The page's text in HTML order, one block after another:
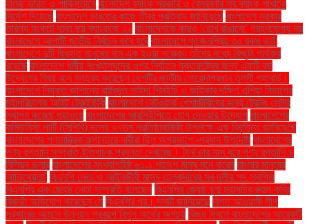
যাচ্ছে ভারত ও পাকিস্তানে বাংলাদেশ ব্যাংক সরকারি ও বেসরকারি সব ব্যাংক শাখাকে
নির্দেশ দিয়েছে বাংলাদেশ ভারতের কাছে তীব্র প্রতিবাদ জানিয়েছে বাংলাদেশ সরকার
তারল্য সংকটে থাকা ছয় ব্যাংককে ২২ বাংলাদেশকে কারও ‘চোখ রাঙানো’ গ্রহণযোগ্য নয়
বাংলাদেশে আগামী জাতীয় নির্বাচন কবে হবে বাংলাদেশে খুব জনপ্রিয় ৩০ রকম ভর্তা
বাংলাদেশে দুটি বিখ্যাত মানুষের নাম এক হওয়া সত্ত্বেও তাঁদের মধ্যে কিছুটা পার্থক্য
রয়েছে বাংলাদেশে ধর্মীয় সংখ্যালঘুদের ওপর নির্যাতন যুক্তরাষ্ট্রের জন্য একটি বড়
উদ্বেগের বিষয় বলে মন্তব্য করেছেন দেশটির জাতীয় গোয়েন্দাপ্রধান তুলসী গ্যাবার্ড।
বাংলাদেশে নিযুক্ত জাপানের রাষ্ট্রদূত সাইদা শিনইচি ও জাইকার দক্ষিণ এশিয়া বিভাগের
মহাপরিচালক আইট টেরুইউকি বাংলাদেশে নেটওয়ার্ক পেশাজীবীদের জন্য ট্রেনিং সেন্টার
স্থাপন করেছে হুয়াওয়ে বাংলাদেশের আরসিইপিতে যোগ দেওয়ার উদ্যোগ বাংলাদেশের
কমিউনিস্ট পার্টি (সিপিবি) দলের ৭৭তম প্রতিষ্ঠাবার্ষিকী উপলক্ষে এক বিবৃতিতে জানিয়েছে
বাংলাদেশের গণতান্ত্রিক রূপান্তরে নারীরা ছিল অগ্রভাগে -প্রধান উপদেষ্টা বাংলাদেশের
পণ্য রপ্তানি সম্প্রতি ইতিবাচক প্রবণতা দেখাচ্ছে। টানা চার মাস ধরে পণ্য রপ্তানি ৪
বিলিয়ন ডলার বাংলাদেশের সংখ্যাগরিষ্ঠ ৬১.১ শতাংশ মানুষ মনে করেন বাংলার মানুষের
আতিথেয়তা' বিএনপি নেতা ও আইনজীবী মাসুদ তালুকদারের সব দলীয় পদ স্থগিত
বিএনপির এক জ্যেষ্ঠ নেতা সম্প্রতি বলেছেন বিএনপির জ্যেষ্ঠ যুগ্ম মহাসচিব রুহুল কবির
রিজভী অভিযোগ করেছেন যে বিএনপির পর। দলটি জানিয়েছে বিগত আওয়ামী লীগ
সরকারের আমলে উন্নয়ন প্রকল্পে বিপুল অর্থের অপচয় বিজয় দিবসে বাংলাদেশের আরেকটি